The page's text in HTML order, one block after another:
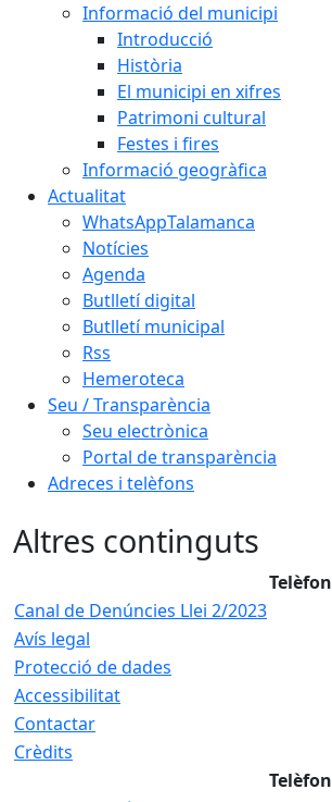
Informació del municipi
Introducció
Història
El municipi en xifres
Patrimoni cultural
Festes i fires
Informació geogràfica
Actualitat
WhatsAppTalamanca
Notícies
Agenda
Butlletí digital
Butlletí municipal
Rss
Hemeroteca
Seu / Transparència
Seu electrònica
Portal de transparència
Adreces i telèfons
Altres continguts
Telèfon
Canal de Denúncies Llei 2/2023
Avís legal
Protecció de dades
Accessibilitat
Contactar
Crèdits
Telèfon